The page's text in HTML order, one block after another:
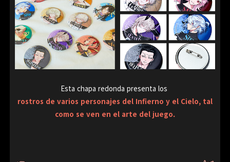
Esta chapa redonda presenta los
rostros de varios personajes del Infierno y el Cielo, tal
como se ven en el arte del juego.